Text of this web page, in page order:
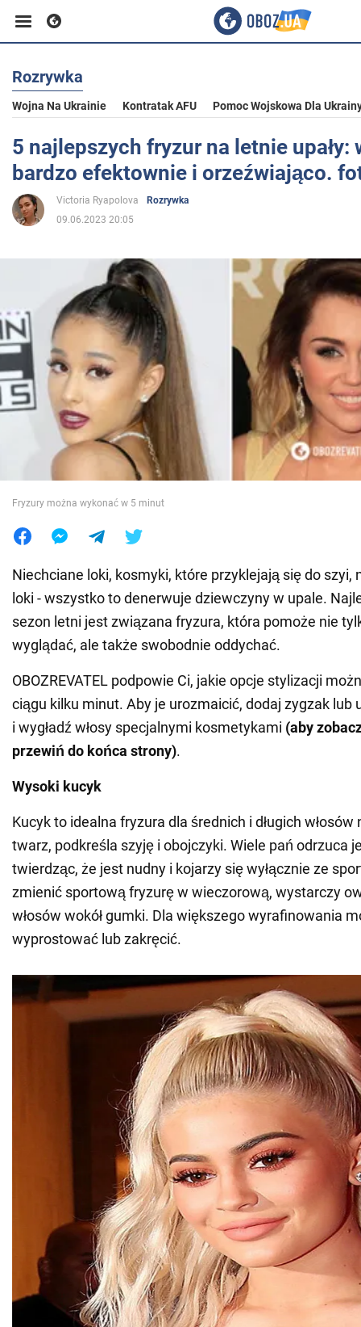
Biznes
Sport
Rozrywka
Społeczeństwo
Wojna na Ukrainie
Jedzenie
Rozrywka
Wojna Na Ukrainie Kontratak AFU Pomoc Wojskowa Dla
5 najlepszych fryzur na letnie upały:
bardzo efektownie i orzeźwiająco.
Victoria Ryapolova
Rozrywka
09.06.2023 20:05
Fryzury można wykonać w 5 minut
Niechciane loki, kosmyki, które przyklejają się do szyi,
loki - wszystko to denerwuje dziewczyny w upale.
sezon letni jest związana fryzura, która pomoże nie
wyglądać, ale także swobodnie oddychać.
OBOZREVATEL podpowie Ci, jakie opcje stylizacji
ciągu kilku minut. Aby je urozmaicić, dodaj zygzak lub
i wygładź włosy specjalnymi kosmetykami (aby
przewiń do końca strony).
Wysoki kucyk
Kucyk to idealna fryzura dla średnich i długich włosów
twarz, podkreśla szyję i obojczyki. Wiele pań odrzuca
twierdząc, że jest nudny i kojarzy się wyłącznie ze
zmienić sportową fryzurę w wieczorową, wystarczy
włosów wokół gumki. Dla większego wyrafinowania
wyprostować lub zakręcić.